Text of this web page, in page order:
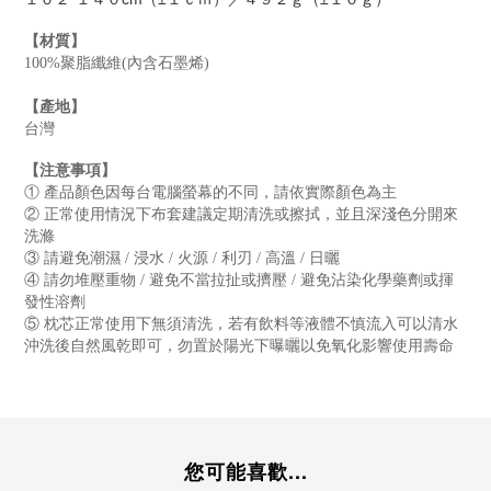
【材質】
100%聚脂纖維(內含石墨烯)
【產地】
台灣
【注意事項】
① 產品顏色因每台電腦螢幕的不同，請依實際顏色為主
② 正常使用情況下布套建議定期清洗或擦拭，並且深淺色分開來
洗滌
③ 請避免潮濕 / 浸水 / 火源 / 利刃 / 高溫 / 日曬
④ 請勿堆壓重物 / 避免不當拉扯或擠壓 / 避免沾染化學藥劑或揮
發性溶劑
⑤ 枕芯正常使用下無須清洗，若有飲料等液體不慎流入可以清水
沖洗後自然風乾即可，勿置於陽光下曝曬以免氧化影響使用壽命
您可能喜歡...